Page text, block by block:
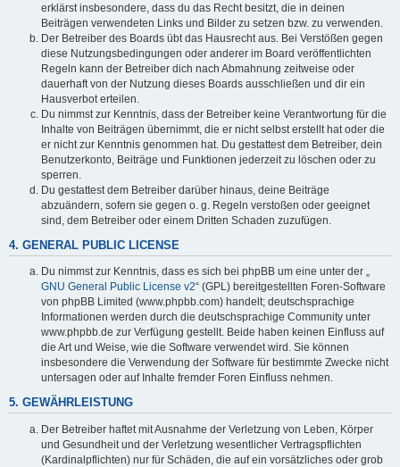
erklärst insbesondere, dass du das Recht besitzt, die in deinen
Beiträgen verwendeten Links und Bilder zu setzen bzw. zu verwenden.
Der Betreiber des Boards übt das Hausrecht aus. Bei Verstößen gegen
diese Nutzungsbedingungen oder anderer im Board veröffentlichten
Regeln kann der Betreiber dich nach Abmahnung zeitweise oder
dauerhaft von der Nutzung dieses Boards ausschließen und dir ein
Hausverbot erteilen.
Du nimmst zur Kenntnis, dass der Betreiber keine Verantwortung für die
Inhalte von Beiträgen übernimmt, die er nicht selbst erstellt hat oder die
er nicht zur Kenntnis genommen hat. Du gestattest dem Betreiber, dein
Benutzerkonto, Beiträge und Funktionen jederzeit zu löschen oder zu
sperren.
Du gestattest dem Betreiber darüber hinaus, deine Beiträge
abzuändern, sofern sie gegen o. g. Regeln verstoßen oder geeignet
sind, dem Betreiber oder einem Dritten Schaden zuzufügen.
4. GENERAL PUBLIC LICENSE
Du nimmst zur Kenntnis, dass es sich bei phpBB um eine unter der „
GNU General Public License v2“ (GPL) bereitgestellten Foren-Software
von phpBB Limited (www.phpbb.com) handelt; deutschsprachige
Informationen werden durch die deutschsprachige Community unter
www.phpbb.de zur Verfügung gestellt. Beide haben keinen Einfluss auf
die Art und Weise, wie die Software verwendet wird. Sie können
insbesondere die Verwendung der Software für bestimmte Zwecke nicht
untersagen oder auf Inhalte fremder Foren Einfluss nehmen.
5. GEWÄHRLEISTUNG
Der Betreiber haftet mit Ausnahme der Verletzung von Leben, Körper
und Gesundheit und der Verletzung wesentlicher Vertragspflichten
(Kardinalpflichten) nur für Schäden, die auf ein vorsätzliches oder grob